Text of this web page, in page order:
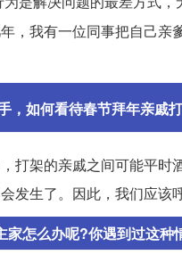
，我有一位同事把自己
，如何看待春节拜年亲戚
打架的亲戚之间可能平
发生了。因此，我们应该
家怎么办呢?你遇到过这种